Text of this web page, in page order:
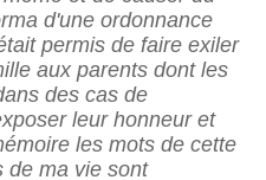
d'une ordonnance
permis de faire exiler
aux parents dont les
des cas de
leur honneur et
les mots de cette
de ma vie sont